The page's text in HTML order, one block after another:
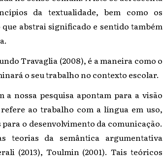
da textualidade, bem como os
abstrai significado e sentido também
Travaglia (2008), é a maneira como o
o seu trabalho no contexto escolar.
a nossa pesquisa apontam para a visão
ao trabalho com a língua em uso,
o desenvolvimento da comunicação.
teorias da semântica argumentativa
(2013), Toulmin (2001). Tais teóricos